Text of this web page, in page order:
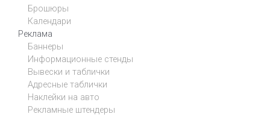
Брошюры
Календари
Реклама
Баннеры
Информационные стенды
Вывески и таблички
Адресные таблички
Наклейки на авто
Рекламные штендеры